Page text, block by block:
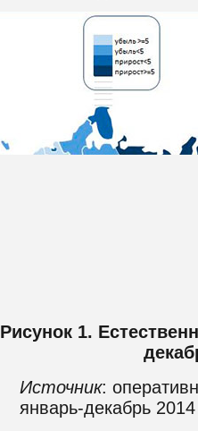
Рисунок 1.
Источник:
январь-декабрь 2014